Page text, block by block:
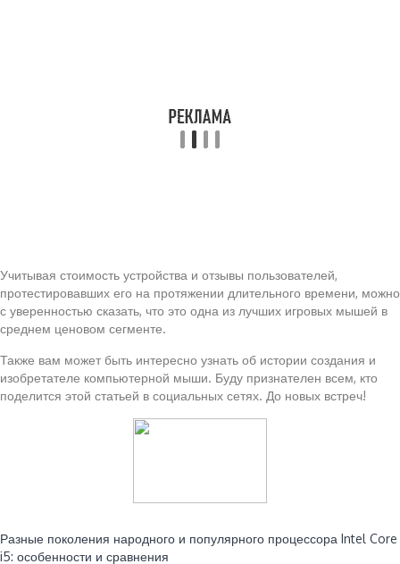
Учитывая стоимость устройства и отзывы пользователей,
протестировавших его на протяжении длительного времени, можно
с уверенностью сказать, что это одна из лучших игровых мышей в
среднем ценовом сегменте.
Также вам может быть интересно узнать об истории создания и
изобретателе компьютерной мыши. Буду признателен всем, кто
поделится этой статьей в социальных сетях. До новых встреч!
Разные поколения народного и популярного процессора Intel Core
i5: особенности и сравнения